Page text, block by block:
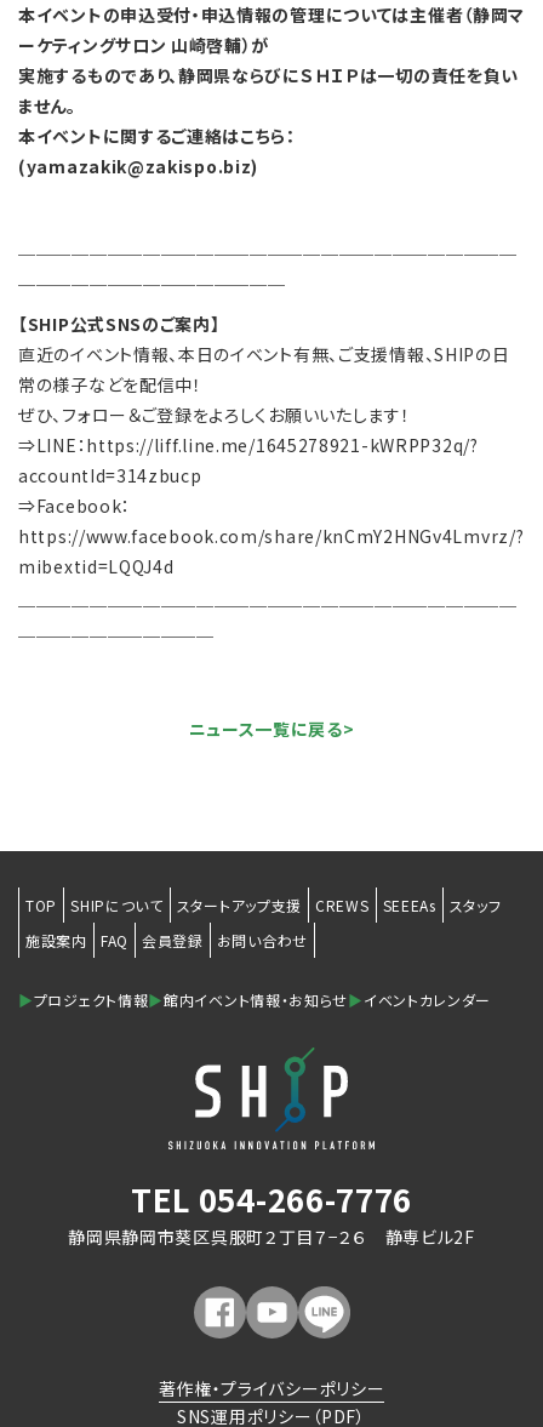
本イベントの申込受付・申込情報の管理については主催者（静岡マ
ーケティングサロン 山崎啓輔）が
実施するものであり、静岡県ならびにＳＨＩＰは一切の責任を負い
ません。
本イベントに関するご連絡はこちら：
(yamazakik@zakispo.biz)
￣￣￣￣￣￣￣￣￣￣￣￣￣￣￣￣￣￣￣￣￣￣￣￣￣￣￣￣
￣￣￣￣￣￣￣￣￣￣￣￣￣￣￣
【SHIP公式SNSのご案内】
直近のイベント情報、本日のイベント有無、ご支援情報、SHIPの日
常の様子などを配信中！
ぜひ、フォロー＆ご登録をよろしくお願いいたします！
⇒LINE：https://liff.line.me/1645278921-kWRPP32q/?
accountId=314zbucp
⇒Facebook：
https://www.facebook.com/share/knCmY2HNGv4Lmvrz/?
mibextid=LQQJ4d
￣￣￣￣￣￣￣￣￣￣￣￣￣￣￣￣￣￣￣￣￣￣￣￣￣￣￣￣
￣￣￣￣￣￣￣￣￣￣￣
ニュース一覧に戻る>
TOP SHIPについて スタートアップ支援 CREWS SEEEAs
スタッフ
施設案内
FAQ 会員登録 お問い合わせ
▶プロジェクト情報▶館内イベント情報・お知らせ▶イベントカレンダー
TEL 054-266-7776
静岡県静岡市葵区呉服町２丁目７−２６ 静専ビル2F
著作権・プライバシーポリシー
SNS運用ポリシー（PDF）